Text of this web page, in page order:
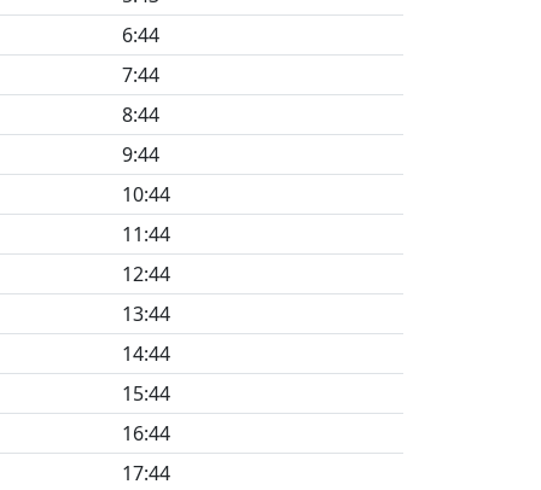
6:44
7:44
8:44
9:44
10:44
11:44
12:44
13:44
14:44
15:44
16:44
17:44